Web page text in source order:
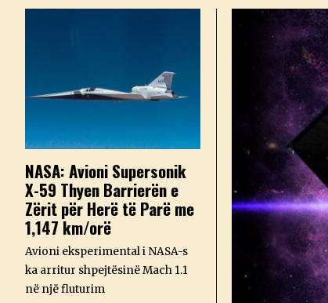
NASA: Avioni Supersonik
X-59 Thyen Barrierën e
Zërit për Herë të Parë me
1,147 km/orë
Avioni eksperimental i NASA-s
ka arritur shpejtësinë Mach 1.1
në një fluturim